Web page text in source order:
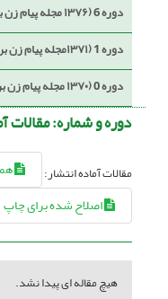
دوره 6 (۱۳۷۶ مجله پیام زن برای بانوان)
دوره 1 (۱۳۷۱مجله پیام زن برای بانوان)
دوره 0 (۱۳۷۰ مجله پیام زن برای بانوان)
دوره و شماره:مقالات
مقالات آماده انتشار:
اصلاح شده برای چاپ
هیچ مقاله ای پیدا نشد.